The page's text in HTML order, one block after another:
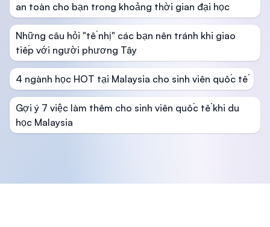
an toàn cho bạn trong khoảng thời gian đại học
Những câu hỏi "tế nhị" các bạn nên tránh khi giao
tiếp với người phương Tây
4 ngành học HOT tại Malaysia cho sinh viên quốc tế
Gợi ý 7 việc làm thêm cho sinh viên quốc tế khi du
học Malaysia